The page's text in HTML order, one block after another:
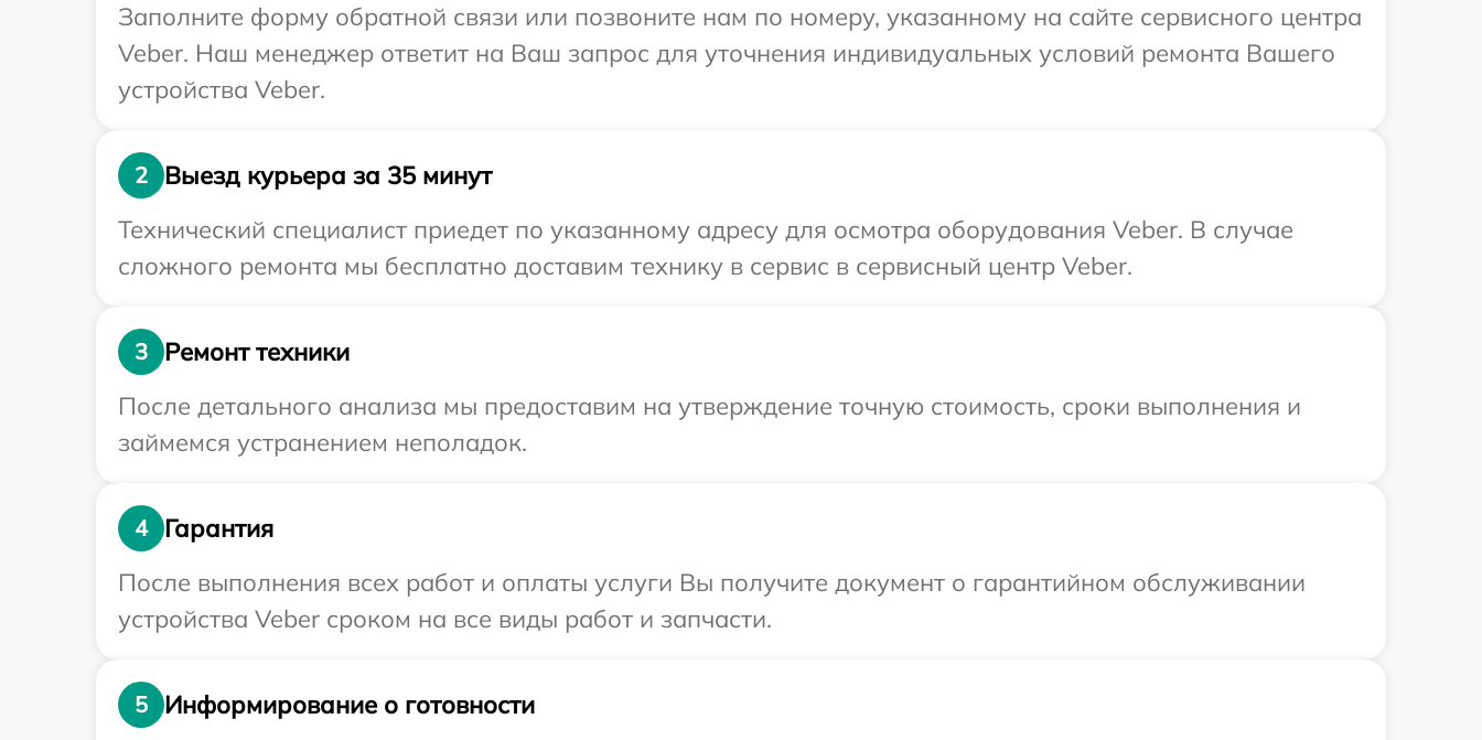
Заполните форму обратной связи или позвоните нам по номеру, указанному на сайте сервисного центра
Veber. Наш менеджер ответит на Ваш запрос для уточнения индивидуальных условий ремонта Вашего
устройства Veber.
2
Выезд курьера за 35 минут
Технический специалист приедет по указанному адресу для осмотра оборудования Veber. В случае
сложного ремонта мы бесплатно доставим технику в сервис в сервисный центр Veber.
3
Ремонт техники
После детального анализа мы предоставим на утверждение точную стоимость, сроки выполнения и
займемся устранением неполадок.
4
Гарантия
После выполнения всех работ и оплаты услуги Вы получите документ о гарантийном обслуживании
устройства Veber сроком на все виды работ и запчасти.
5
Информирование о готовности